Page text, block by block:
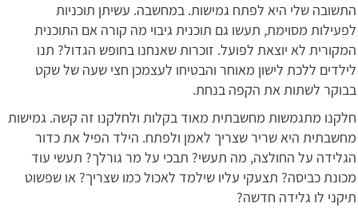
התשובה שלי היא לפתח גמישות. במחשבה. עשיתן תוכניות
לפעילות מסוימת, תעשו גם תוכנית גיבוי מה קורה אם התוכנית
המקורית לא יוצאת לפועל. זוכרות שאנחנו בחופש הגדול? תנו
לילדים ללכת לישון מאוחר והבטיחו לעצמכן חצי שעה של שקט
בבוקר לשתות את הקפה בנחת.
חלקנו מתגמשות מחשבתית מאוד בקלות ולחלקנו זה קשה. גמישות
מחשבתית היא שריר שצריך לאמן ולפתח. הילד הפיל את כדור
הגלידה על החולצה, מה תעשי? תבכי על מר גורלך? תעשי עוד
מכונת כביסה? תצעקי עליו שילמד לאכול כמו שצריך? או שפשוט
תיקני לו גלידה חדשה?